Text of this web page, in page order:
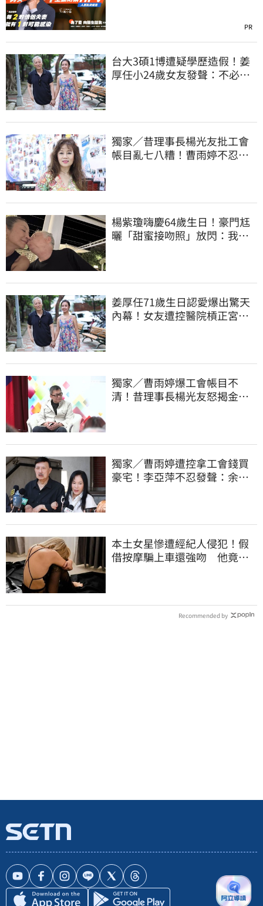
PR
台大3碩1博遭疑學歷造假！姜
厚任小24歲女友發聲：不必證
獨家／昔理事長楊光友批工會
帳目亂七八糟！曹雨婷不忍
楊紫瓊嗨慶64歲生日！豪門尪
曬「甜蜜接吻照」放閃：我親
姜厚任71歲生日認愛爆出驚天
內幕！女友遭控醫院槓正宮女
獨家／曹雨婷爆工會帳目不
清！昔理事長楊光友怒揭金流
獨家／曹雨婷遭控拿工會錢買
豪宅！李亞萍不忍發聲：余天
本土女星慘遭經紀人侵犯！假
借按摩騙上車還強吻 他竟反
Recommended by